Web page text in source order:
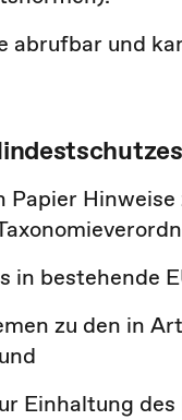
abrufbar und
in bestehende
zu den in
Einhaltung